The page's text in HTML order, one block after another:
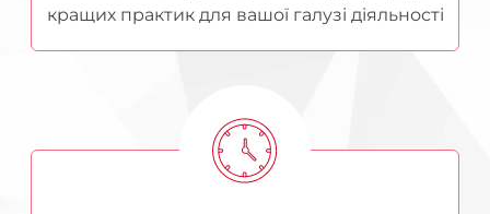
кращих практик для вашої галузі діяльності